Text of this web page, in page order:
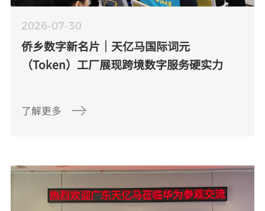
2026-07-30
侨乡数字新名片｜天亿马国际词元
（Token）工厂展现跨境数字服务硬实力
了解更多